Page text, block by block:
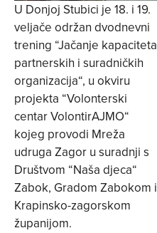
U Donjoj Stubici je 18. i 19.
veljače održan dvodnevni
trening “Jačanje kapaciteta
partnerskih i suradničkih
organizacija“, u okviru
projekta “Volonterski
centar VolontirAJMO“
kojeg provodi Mreža
udruga Zagor u suradnji s
Društvom “Naša djeca“
Zabok, Gradom Zabokom i
Krapinsko-zagorskom
županijom.